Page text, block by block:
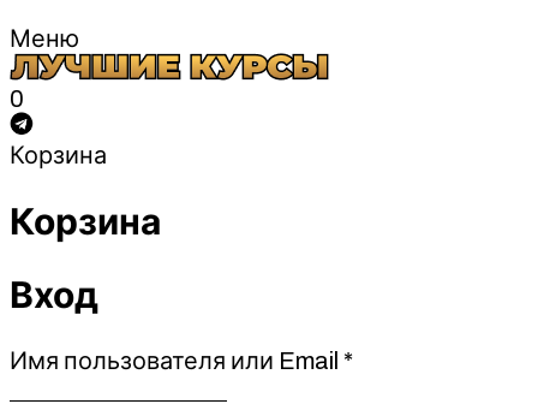
Меню
0
Корзина
Корзина
Вход
Имя пользователя или Email *Обязательно